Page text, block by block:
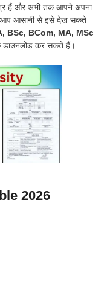
हैं और अभी तक आपने अपना
आप आसानी से इसे देख सकते
BSc, BCom, MA, MSc
डाउनलोड कर सकते हैं।
2026